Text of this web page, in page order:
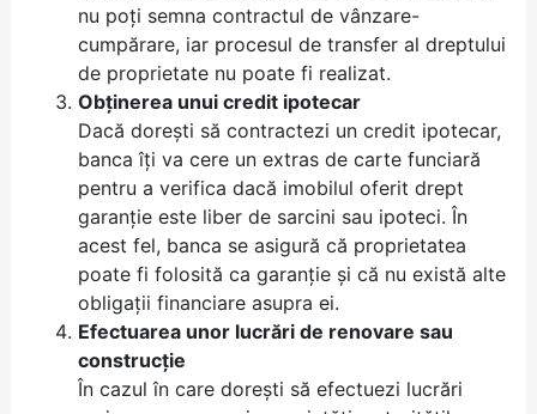
nu poți semna contractul de vânzare-
cumpărare, iar procesul de transfer al dreptului
de proprietate nu poate fi realizat.
Obținerea unui credit ipotecar
Dacă dorești să contractezi un credit ipotecar,
banca îți va cere un extras de carte funciară
pentru a verifica dacă imobilul oferit drept
garanție este liber de sarcini sau ipoteci. În
acest fel, banca se asigură că proprietatea
poate fi folosită ca garanție și că nu există alte
obligații financiare asupra ei.
Efectuarea unor lucrări de renovare sau
construcție
În cazul în care dorești să efectuezi lucrări